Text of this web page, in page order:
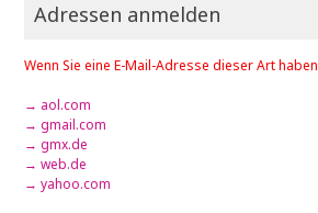
Adressen anmelden
Wenn Sie eine E-Mail-Adresse dieser Art haben
→ aol.com
→ gmail.com
→ gmx.de
→ web.de
→ yahoo.com